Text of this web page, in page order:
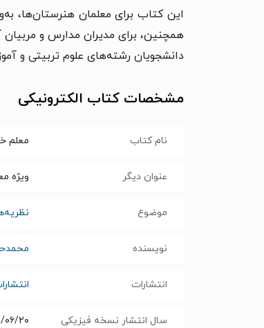
این کتاب برای معلمان هنرستان‌ها،
همچنین، برای مدیران مدارس و
دانشجویان رشته‌های علوم تربیتی و
مشخصات کتاب الکترونیکی
نام کتاب معلم
عنوان دیگر ویژه
موضوع
نویسنده
انتشارات
سال انتشار نسخه فیزیکی ۱۴۰۳/